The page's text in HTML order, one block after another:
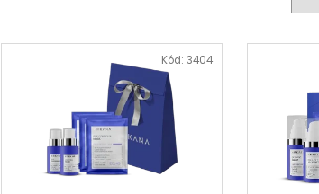
V
Kód:3404